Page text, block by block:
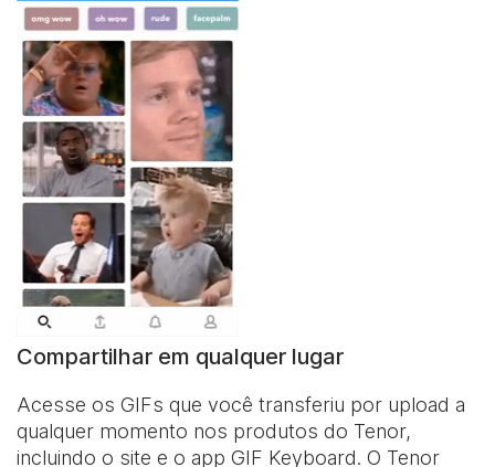
Compartilhar em qualquer lugar
Acesse os GIFs que você transferiu por upload a
qualquer momento nos produtos do Tenor,
incluindo o site e o app GIF Keyboard. O Tenor